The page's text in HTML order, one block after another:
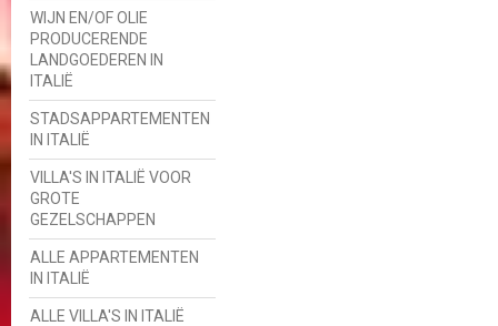
WIJN EN/OF OLIE
PRODUCERENDE
LANDGOEDEREN IN
ITALIË
STADSAPPARTEMENTEN
IN ITALIË
VILLA'S IN ITALIË VOOR
GROTE
GEZELSCHAPPEN
ALLE APPARTEMENTEN
IN ITALIË
ALLE VILLA'S IN ITALIË